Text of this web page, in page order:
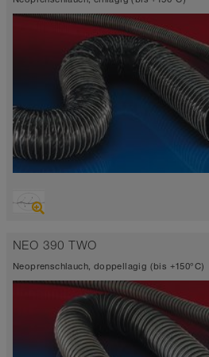
Saugschlauch + Druckschlauch
NEO 390 TWO
Neoprenschlauch, doppellagig (bis +150°C)